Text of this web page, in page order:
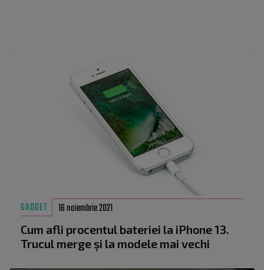
GADGET 16 noiembrie 2021
Cum afli procentul bateriei la iPhone 13.
Trucul merge și la modele mai vechi